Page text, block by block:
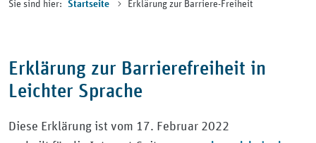
Sie sind hier: Startseite Erklärung zur Barriere-Freiheit
Erklärung zur Barrierefreiheit in
Leichter Sprache
Diese Erklärung ist vom 17. Februar 2022